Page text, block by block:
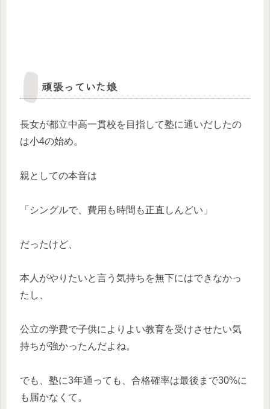
頑張っていた娘
長女が都立中高一貫校を目指して塾に通いだしたの
は小4の始め。
親としての本音は
「シングルで、費用も時間も正直しんどい」
だったけど、
本人がやりたいと言う気持ちを無下にはできなかっ
たし、
公立の学費で子供によりよい教育を受けさせたい気
持ちが強かったんだよね。
でも、塾に3年通っても、合格確率は最後まで30%に
も届かなくて。